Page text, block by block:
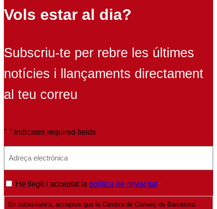
Vols estar al dia?
Subscriu-te per rebre les últimes
notícies i llançaments directament
al teu correu
"*" indicates required fields
P
o
He llegit i acceptat la política de privacitat *
En subscriure’s, acceptes que la Cambra de Comerç de Barcelona